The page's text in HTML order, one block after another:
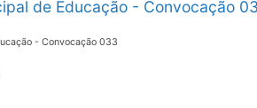
de Educação - Convocação
- Convocação 033